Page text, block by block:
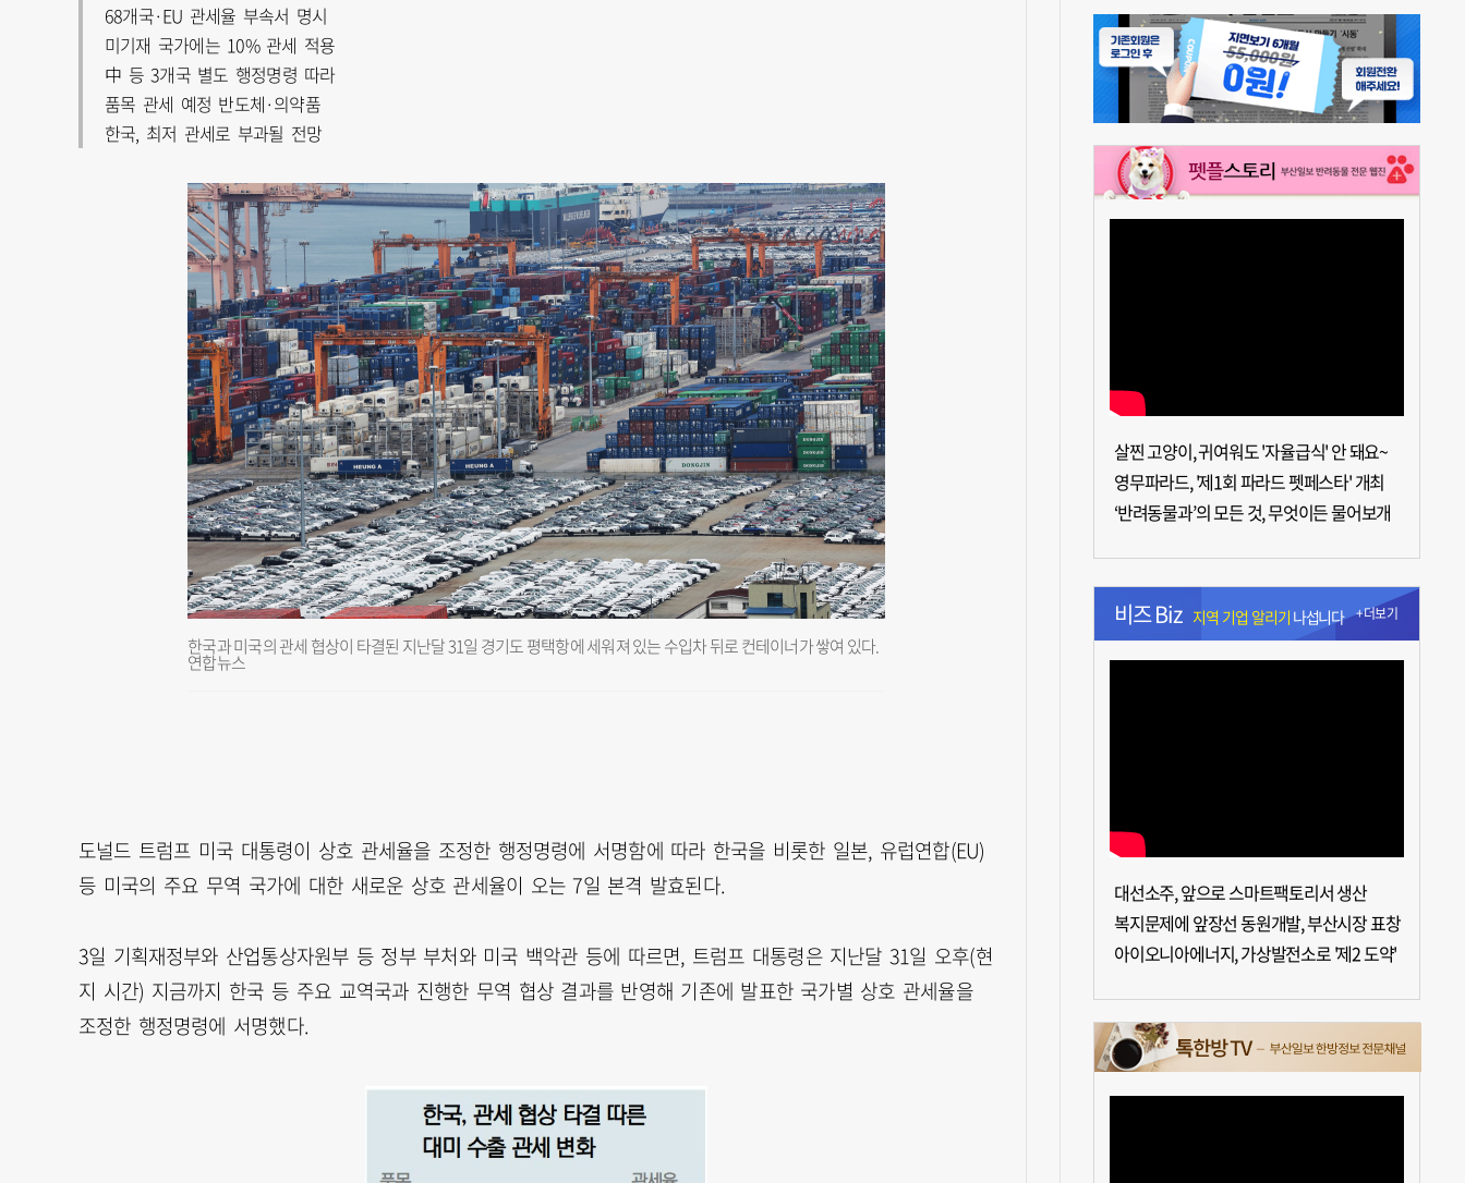
68개국·EU 관세율 부속서 명시
미기재 국가에는 10% 관세 적용
中 등 3개국 별도 행정명령 따라
품목 관세 예정 반도체·의약품
한국, 최저 관세로 부과될 전망
한국과 미국의 관세 협상이 타결된 지난달 31일 경기도 평택항에 세워져 있는 수입차 뒤로 컨테이너가 쌓여 있다.
연합뉴스
도널드 트럼프 미국 대통령이 상호 관세율을 조정한 행정명령에 서명함에 따라 한국을 비롯한 일본, 유럽연합(EU)
등 미국의 주요 무역 국가에 대한 새로운 상호 관세율이 오는 7일 본격 발효된다.
3일 기획재정부와 산업통상자원부 등 정부 부처와 미국 백악관 등에 따르면, 트럼프 대통령은 지난달 31일 오후(현
지 시간) 지금까지 한국 등 주요 교역국과 진행한 무역 협상 결과를 반영해 기존에 발표한 국가별 상호 관세율을
조정한 행정명령에 서명했다.
살찐 고양이, 귀여워도 '자율급식' 안 돼요~
영무파라드, '제1회 파라드 펫페스타' 개최
‘반려동물과’의 모든 것, 무엇이든 물어보개
비즈 Biz 지역 기업 알리기 나섭니다 +더보기
대선소주, 앞으로 스마트팩토리서 생산
복지문제에 앞장선 동원개발, 부산시장 표창
아이오니아에너지, 가상발전소로 '제2 도약'